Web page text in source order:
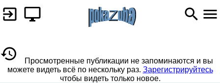
Просмотренные публикации не запоминаются и вы
можете видеть всё по нескольку раз. Зарегистрируйтесь
чтобы видеть только новое.